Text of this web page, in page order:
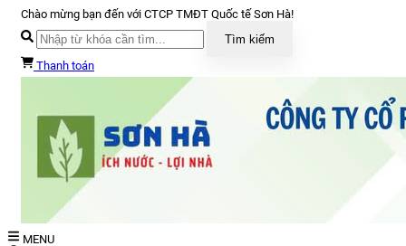
Chào mừng bạn đến với CTCP TMĐT Quốc tế Sơn Hà!
Tìm kiếm
Thanh toán
MENU